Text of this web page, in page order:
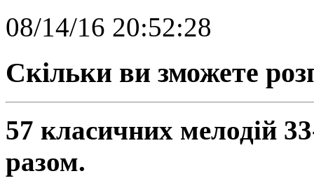
08/14/16 20:52:28
Скільки ви зможете
57 класичних мелодій
разом.